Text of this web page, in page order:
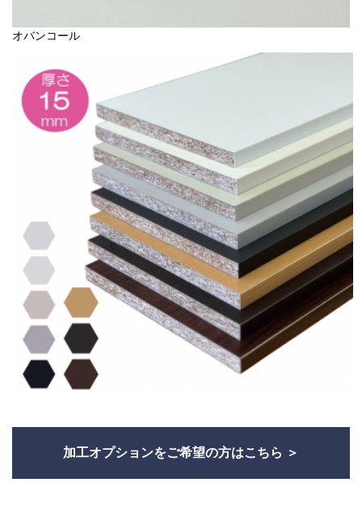
オバンコール
加工オプションをご希望の方はこちら